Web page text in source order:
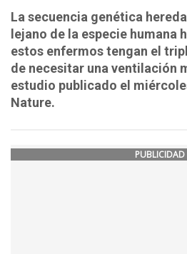
La secuencia genética
lejano de la especie humana
estos enfermos tengan el
de necesitar una ventilación
estudio publicado el
Nature.
PUBLICIDAD